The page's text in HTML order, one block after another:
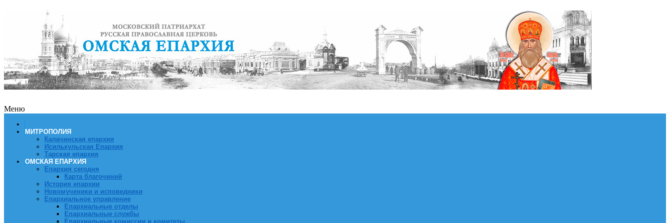
Меню
МИТРОПОЛИЯ
Калачинская епархия
Исилькульская Епархия
Тарская епархия
ОМСКАЯ ЕПАРХИЯ
Епархия сегодня
Карта благочиний
История епархии
Новомученики и исповедники
Епархиальное управление
Епархиальные отделы
Епархиальные службы
Епархиальные комиссии и комитеты